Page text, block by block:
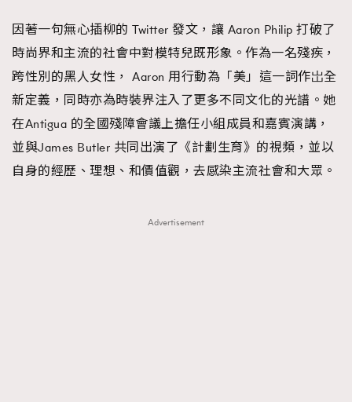
因著一句無心插柳的 Twitter 發文，讓 Aaron Philip 打破了
時尚界和主流的社會中對模特兒既形象。作為一名殘疾，
跨性別的黑人女性， Aaron 用行動為「美」這一詞作岀全
新定義，同時亦為時裝界注入了更多不同文化的光譜。她
在Antigua 的全國殘障會議上擔任小組成員和嘉賓演講，
並與James Butler 共同出演了《計劃生育》的視頻，並以
自身的經歷、理想、和價值觀，去感染主流社會和大眾。
Advertisement